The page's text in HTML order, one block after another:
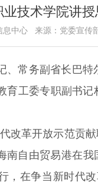
业技术学院讲
息中心 来源：党委宣传
、常务副省长巴
育工委专职副书
改革开放示范贡
南自由贸易港在
，在争当新时代